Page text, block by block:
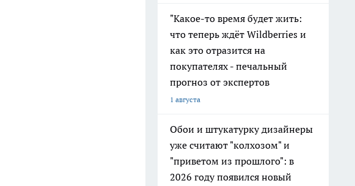
"Какое-то время будет жить:
что теперь ждёт Wildberries и
как это отразится на
покупателях - печальный
прогноз от экспертов
1 августа
Обои и штукатурку дизайнеры
уже считают "колхозом" и
"приветом из прошлого": в
2026 году появился новый